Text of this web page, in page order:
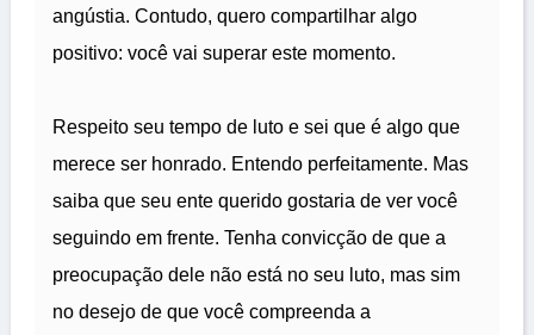
angústia. Contudo, quero compartilhar algo
positivo: você vai superar este momento.
Respeito seu tempo de luto e sei que é algo que
merece ser honrado. Entendo perfeitamente. Mas
saiba que seu ente querido gostaria de ver você
seguindo em frente. Tenha convicção de que a
preocupação dele não está no seu luto, mas sim
no desejo de que você compreenda a